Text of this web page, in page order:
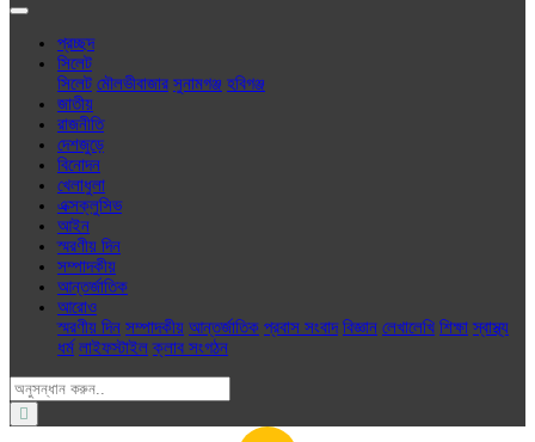
প্রচ্ছদ
সিলেট
সিলেট মৌলভীবাজার সুনামগঞ্জ হবিগঞ্জ
জাতীয়
রাজনীতি
দেশজুড়ে
বিনোদন
খেলাধুলা
এক্সক্লু‌সিভ
আইন
স্মরণীয় দিন
সম্পাদকীয়
আন্তর্জাতিক
আরোও
স্মরণীয় দিন সম্পাদকীয় আন্তর্জাতিক প্রবাস সংবাদ বিজ্ঞান লেখালেখি শিক্ষা স্বাস্থ্য
ধর্ম লাইফস্টাইল ক্লাব সংগঠন